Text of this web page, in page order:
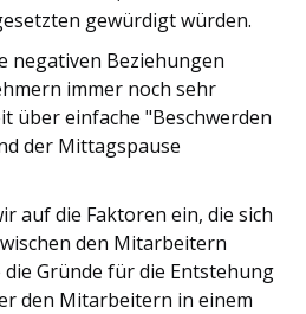
gewürdigt würden.
negativen Beziehungen
immer noch sehr
über einfache "Beschwerden
der Mittagspause
auf die Faktoren ein, die sich
den Mitarbeitern
die Gründe für die Entstehung
den Mitarbeitern in einem